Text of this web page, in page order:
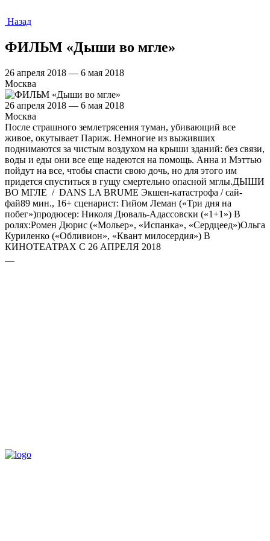
Назад
ФИЛЬМ «Дыши во мгле»
26 апреля 2018 — 6 мая 2018
Москва
26 апреля 2018 — 6 мая 2018
Москва
После страшного землетрясения туман, убивающий все
живое, окутывает Париж. Немногие из выживших
поднимаются за чистым воздухом на крыши зданий: без связи,
воды и еды они все еще надеются на помощь. Анна и Мэттью
пойдут на все, чтобы спасти свою дочь, но для этого им
придется спуститься в гущу смертельно опасной мглы.​ ДЫШИ
ВО МГЛЕ / DANS LA BRUME Экшен-катастрофа / сай-
фай89 мин., 16+ сценарист: Гийом Леман («Три дня на
побег»)продюсер: Николя Дюваль-Адассовски («1+1») В
ролях:Ромен Дюрис («Мольер», «Испанка», «Сердцеед»)Ольга
Куриленко («Обливион», «Квант милосердия») В
КИНОТЕАТРАХ С 26 АПРЕЛЯ 2018